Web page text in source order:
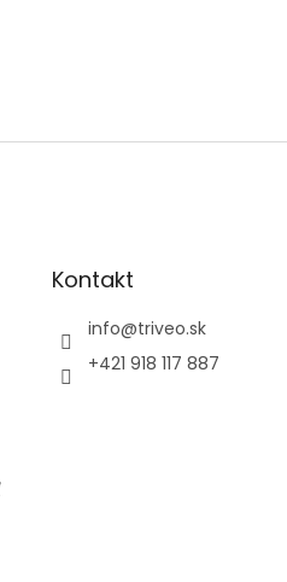
Kontakt
info@triveo.sk
+421 918 117 887